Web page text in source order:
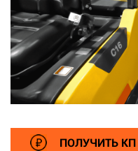
ПОЛУЧИТЬ КП